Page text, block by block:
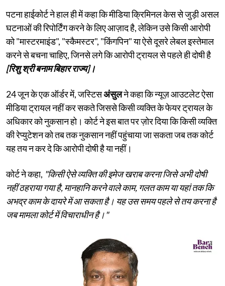
पटना हाईकोर्ट ने हाल ही में कहा कि मीडिया क्रिमिनल केस से जुड़ी असल
घटनाओं की रिपोर्टिंग करने के लिए आज़ाद है, लेकिन उसे किसी आरोपी
को "मास्टरमाइंड", "स्कैमस्टर", "किंगपिन" या ऐसे दूसरे लेबल इस्तेमाल
करने से बचना चाहिए, जिनसे लगे कि आरोपी ट्रायल से पहले ही दोषी है
[रिशु श्री बनाम बिहार राज्य]।
24 जून के एक ऑर्डर में, जस्टिसअंसुलने कहा कि न्यूज़ आउटलेट ऐसा
मीडिया ट्रायल नहीं कर सकते जिससे किसी व्यक्ति के फेयर ट्रायल के
अधिकार को नुकसान हो। कोर्ट ने इस बात पर ज़ोर दिया कि किसी व्यक्ति
की रेप्युटेशन को तब तक नुकसान नहीं पहुंचाया जा सकता जब तक कोर्ट
यह तय न कर दे कि आरोपी दोषी है या नहीं।
कोर्ट ने कहा, "किसी ऐसे व्यक्ति की इमेज खराब करना जिसे अभी दोषी
नहीं ठहराया गया है, मानहानि करने वाले काम, गलत काम या यहां तक ​​कि
अभद्र काम के दायरे में आ सकता है। यह उस समय पहले से तय करना है
जब मामला कोर्ट में विचाराधीन है।"